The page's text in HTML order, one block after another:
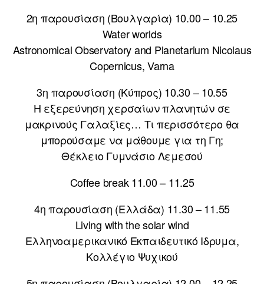
2η παρουσίαση (Βουλγαρία) 10.00 – 10.25
Water worlds
Astronomical Observatory and Planetarium Nicolaus
Copernicus, Varna
3η παρουσίαση (Κύπρος) 10.30 – 10.55
H εξερεύνηση χερσαίων πλανητών σε
μακρινούς Γαλαξίες… Τι περισσότερο θα
μπορούσαμε να μάθουμε για τη Γη;
Θέκλειο Γυμνάσιο Λεμεσού
Coffee break 11.00 – 11.25
4η παρουσίαση (Ελλάδα) 11.30 – 11.55
Living with the solar wind
Ελληνοαμερικανικό Εκπαιδευτικό Ιδρυμα,
Κολλέγιο Ψυχικού